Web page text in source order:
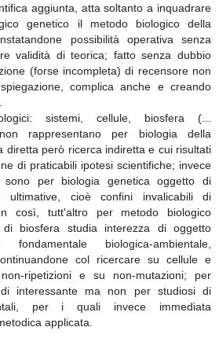
aggiunta, atta soltanto a inquadrare
genetico il metodo biologico della
possibilità operativa senza
validità di teorica; fatto senza dubbio
(forse incompleta) di recensore non
complica anche e creando
sistemi, cellule, biosfera (...
rappresentano per biologia della
diretta però ricerca indiretta e cui risultati
di praticabili ipotesi scientifiche; invece
per biologia genetica oggetto di
ultimative, cioè confini invalicabili di
così, tutt'altro per metodo biologico
di biosfera studia interezza di oggetto
biologica-ambientale,
col ricercare su cellule e
ripetizioni e su non-mutazioni; per
interessante ma non per studiosi di
per i quali invece immediata
applicata.